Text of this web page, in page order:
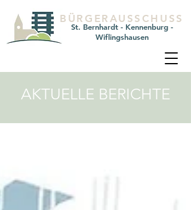
BÜRGERAUSSCHUSS
St. Bernhardt - Kennenburg -
Wiflingshausen
AKTUELLE BERICHTE